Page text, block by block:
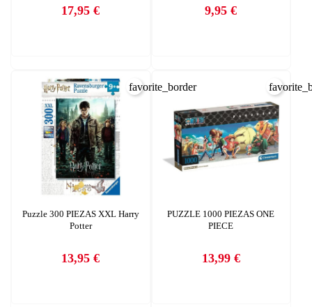
Precio
17,95 € Precio
9,95 €
Puzzle 300 PIEZAS XXL Harry
Potter
Precio
13,95 €
favorite_border
PUZZLE 1000 PIEZAS ONE
PIECE
Precio
13,99 €
AÑADIR A LA LISTA DE DESEOS
CREAR LISTA DE DESEOS
Nombre de la lista de deseos
INICIAR SESIÓN